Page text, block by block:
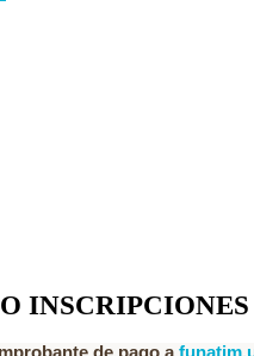
INSCRIPCIONES